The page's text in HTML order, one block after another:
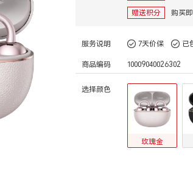
赠送积分
购买
服务说明 7天价保 已
商品编码 10009040026302
选择颜色
玫瑰金